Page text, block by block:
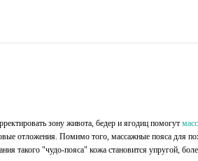
зону живота, бедер и ягодиц помогут
отложения. Помимо того, массажные пояса для
такого "чудо-пояса" кожа становится упругой,